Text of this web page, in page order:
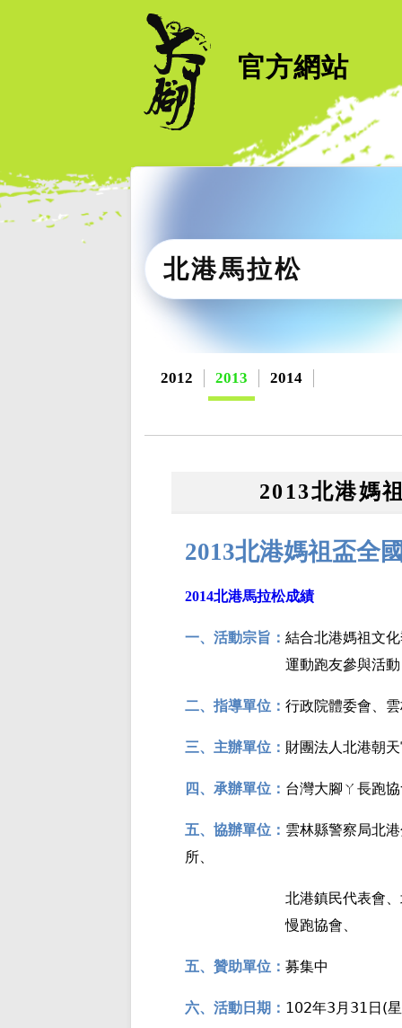
官方網站
北港馬拉松
2012 2013 2014
2013北港媽
2013北港媽祖盃全
2014北港馬拉松成績
一、活動宗旨： 結合北港媽祖文
運動跑友參與活
二、指導單位： 行政院體委會、
三、主辦單位： 財團法人北港朝
四、承辦單位： 台灣大腳ㄚ長跑
五、協辦單位： 雲林縣警察局北
所、
北港鎮民代表會
慢跑協會、
五、贊助單位： 募集中
六、活動日期： 102年3 月 31 日 (